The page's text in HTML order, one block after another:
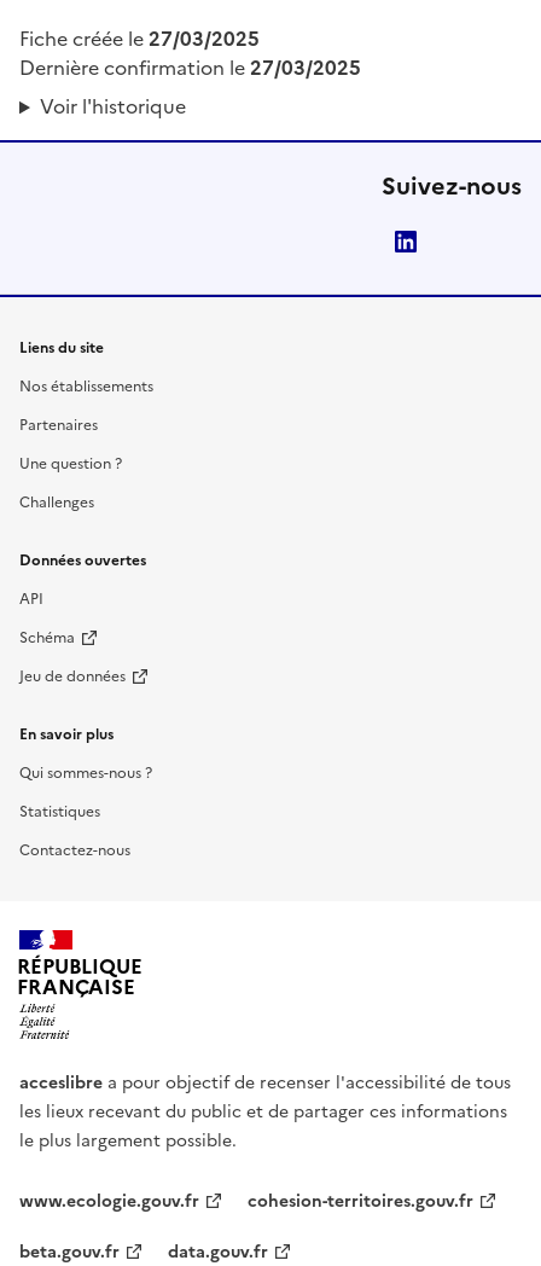
Fiche créée le27/03/2025
Dernière confirmation le27/03/2025
Voir l'historique
Suivez-nous
Liens du site
Nos établissements
Partenaires
Une question ?
Challenges
Données ouvertes
API
Schéma
Jeu de données
En savoir plus
Qui sommes-nous ?
Statistiques
Contactez-nous
RÉPUBLIQUE
FRANÇAISE
acceslibre a pour objectif de recenser l'accessibilité de tous
les lieux recevant du public et de partager ces informations
le plus largement possible.
www.ecologie.gouv.fr
cohesion-territoires.gouv.fr
beta.gouv.fr
data.gouv.fr